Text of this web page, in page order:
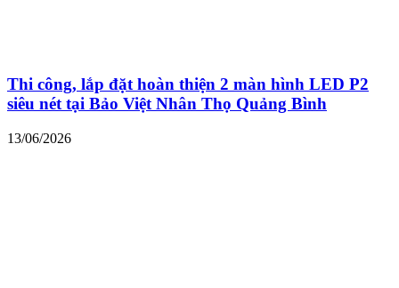
Thi công, lắp đặt hoàn thiện 2 màn hình LED P2
siêu nét tại Bảo Việt Nhân Thọ Quảng Bình
13/06/2026